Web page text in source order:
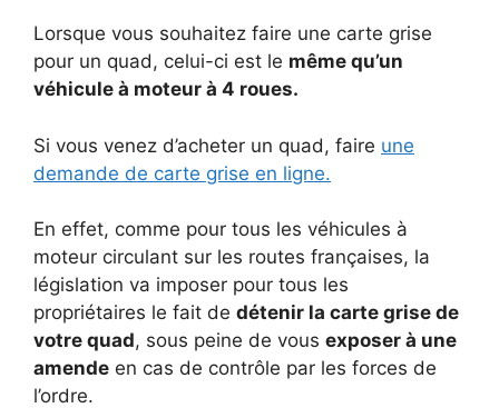
Lorsque vous souhaitez faire une carte grise
pour un quad, celui-ci est le même qu’un
véhicule à moteur à 4 roues.
Si vous venez d’acheter un quad, faire une
demande de carte grise en ligne.
En effet, comme pour tous les véhicules à
moteur circulant sur les routes françaises, la
législation va imposer pour tous les
propriétaires le fait de détenir la carte grise de
votre quad, sous peine de vous exposer à une
amende en cas de contrôle par les forces de
l’ordre.